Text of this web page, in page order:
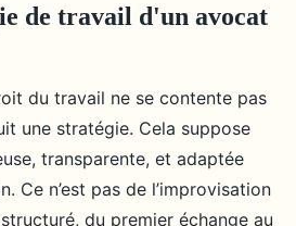
de travail d'un avocat
du travail ne se contente pas
une stratégie. Cela suppose
transparente, et adaptée
Ce n’est pas de l’improvisation
du premier échange au